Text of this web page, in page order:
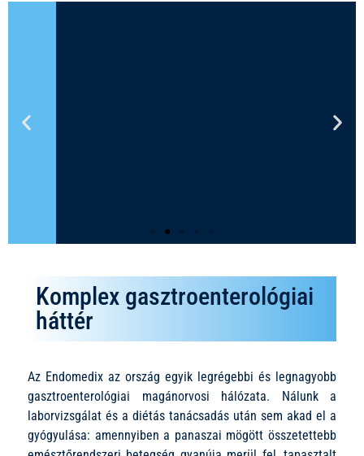
Tudta-e, hogy az
ételintoleranciának nincs
gyógyszere?
Az egyetlen hatékony módszer a problémás
ételek azonosítása és az étrendből való
tudatos kiiktatása.
Komplex gasztroenterológiai
háttér
Az Endomedix az ország egyik legrégebbi és legnagyobb
gasztroenterológiai magánorvosi hálózata. Nálunk a
laborvizsgálat és a diétás tanácsadás után sem akad el a
gyógyulása: amennyiben a panaszai mögött összetettebb